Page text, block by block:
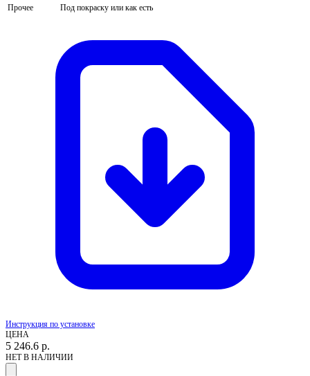
Прочее
Под покраску или как есть
Инструкция по установке
ЦЕНА
5 246.6 р.
НЕТ В НАЛИЧИИ